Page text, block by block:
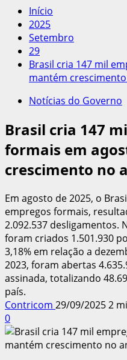
Início
2025
Setembro
29
Brasil cria 147 mil
mantém
Notícias do Governo
Brasil cria 147
formais em
crescimento no
Em agosto de 2025, o
empregos formais,
2.092.537 desligamentos.
foram criados 1.501.930
3,18% em relação a
2023, foram abertas
assinada, totalizando
país.
Contricom 29/09/20252
0